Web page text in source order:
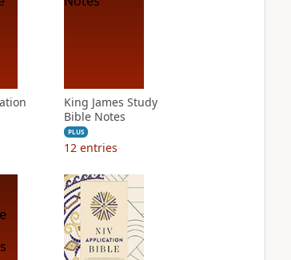
King James Study
Bible Notes
PLUS
12 entries